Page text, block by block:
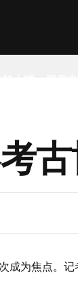
之谜 探索
成为焦点。记